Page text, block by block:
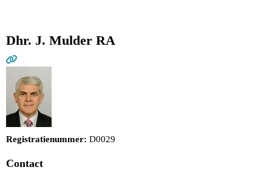
Dhr. J. Mulder RA
Registratienummer: D0029
Contact